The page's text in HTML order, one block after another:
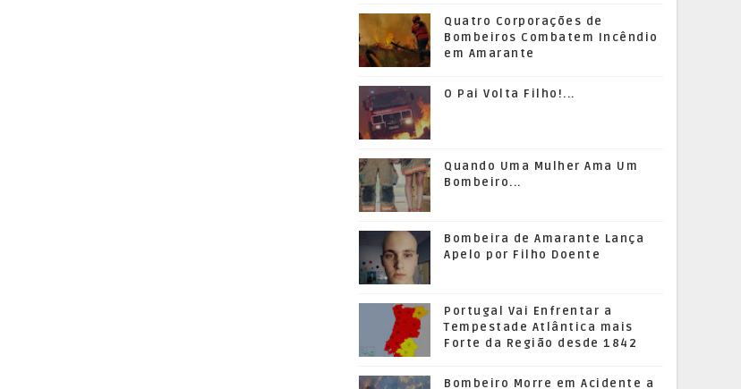
Quatro Corporações de
Bombeiros Combatem Incêndio
em Amarante
O Pai Volta Filho!...
Quando Uma Mulher Ama Um
Bombeiro...
Bombeira de Amarante Lança
Apelo por Filho Doente
Portugal Vai Enfrentar a
Tempestade Atlântica mais
Forte da Região desde 1842
Bombeiro Morre em Acidente a